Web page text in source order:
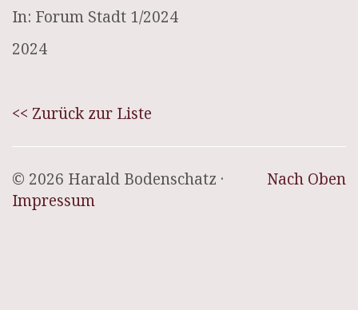
In: Forum Stadt 1/2024
2024
<< Zurück zur Liste
Nach Oben
© 2026 Harald Bodenschatz ·
Impressum